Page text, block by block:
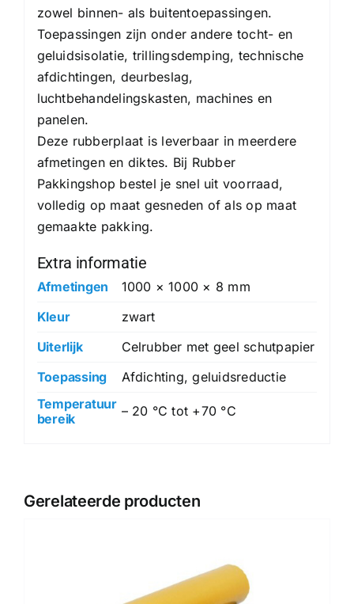
zowel binnen- als buitentoepassingen.
Toepassingen zijn onder andere tocht- en
geluidsisolatie, trillingsdemping, technische
afdichtingen, deurbeslag,
luchtbehandelingskasten, machines en
panelen.
Deze rubberplaat is leverbaar in meerdere
afmetingen en diktes. Bij Rubber
Pakkingshop bestel je snel uit voorraad,
volledig op maat gesneden of als op maat
gemaakte pakking.
Extra informatie
Afmetingen
1000 × 1000 × 8 mm
Kleur
zwart
Uiterlijk
Celrubber met geel schutpapier
Toepassing
Afdichting, geluidsreductie
Temperatuur
bereik
– 20 °C tot +70 °C
Gerelateerde producten